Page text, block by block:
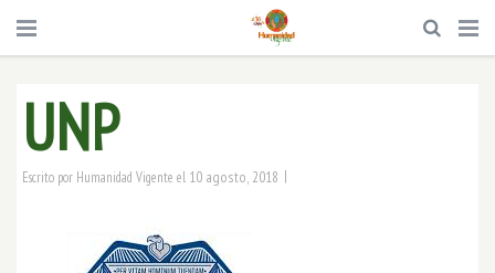
UNP
Escrito por Humanidad Vigente el 10 agosto, 2018 |